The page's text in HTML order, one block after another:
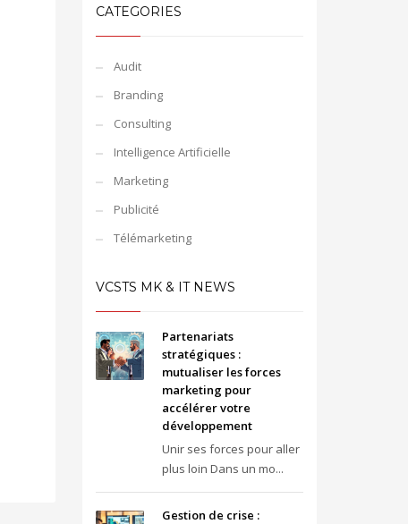
CATEGORIES
Audit
Branding
Consulting
Intelligence Artificielle
Marketing
Publicité
Télémarketing
VCSTS MK & IT NEWS
Partenariats
stratégiques :
mutualiser les forces
marketing pour
accélérer votre
développement
Unir ses forces pour aller
plus loin Dans un mo...
Gestion de crise :